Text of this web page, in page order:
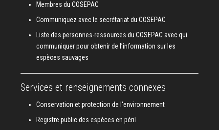
Membres du COSEPAC
Communiquez avec le secrétariat du COSEPAC
Liste des personnes-ressources du COSEPAC avec qui
communiquer pour obtenir de l’information sur les
espèces sauvages
Services et renseignements connexes
Conservation et protection de l'environnement
Registre public des espèces en péril